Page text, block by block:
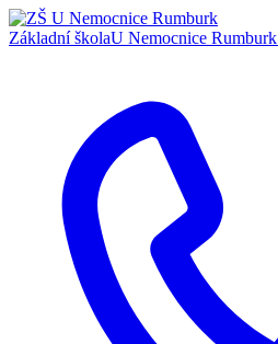
Základní školaU Nemocnice Rumburk